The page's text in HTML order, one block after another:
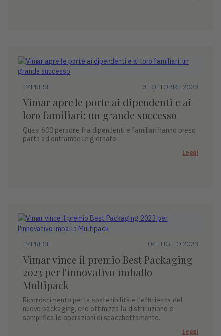
IMPRESE 31 OTTOBRE 2023
Vimar apre le porte ai dipendenti e ai
loro familiari: un grande successo
Quasi 600 persone fra dipendenti e familiari hanno preso
parte ad entrambe le giornate.
Leggi
IMPRESE 04 LUGLIO 2023
Vimar vince il premio Best Packaging
2023 per l'innovativo imballo
Multipack
Riconoscimento per la sostenibilità e l'efficienza del
nuovo packaging, che ottimizza la distribuzione e
semplifica le operazioni di spacchettamento.
Leggi